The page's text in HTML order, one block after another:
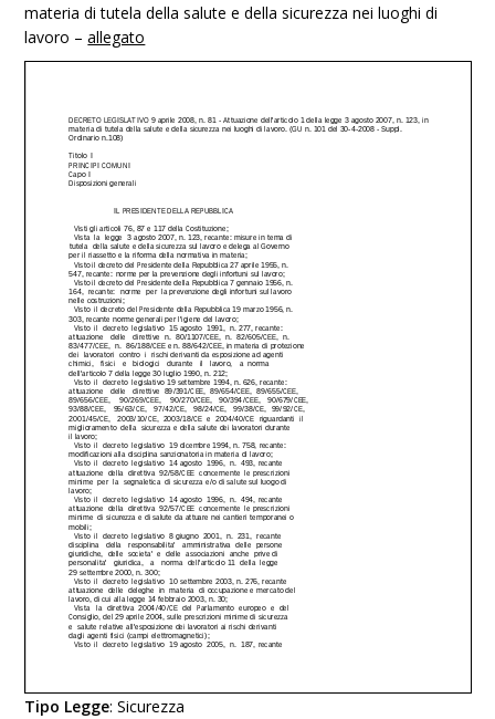
materia di tutela della salute e della sicurezza nei luoghi di
lavoro –allegato
Tipo Legge:Sicurezza